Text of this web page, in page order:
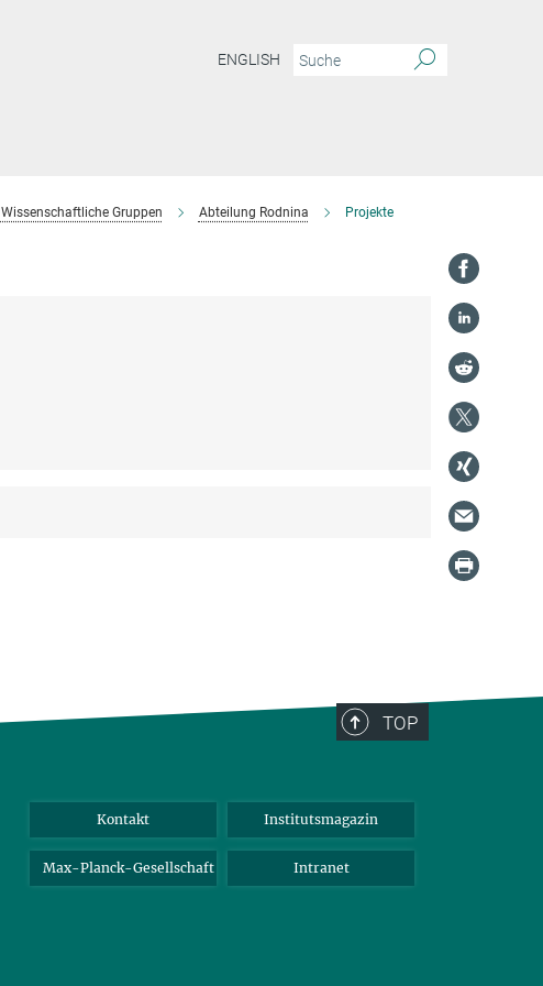
ENGLISH
Wissenschaftliche Gruppen Abteilung Rodnina Projekte
TOP
Kontakt Institutsmagazin
Max-Planck-Gesellschaft Intranet